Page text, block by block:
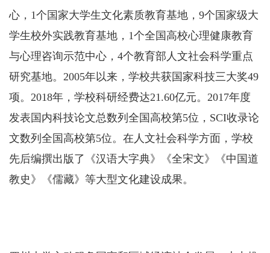
心，1个国家大学生文化素质教育基地，9个国家级大
学生校外实践教育基地，1个全国高校心理健康教育
与心理咨询示范中心，4个教育部人文社会科学重点
研究基地。2005年以来，学校共获国家科技三大奖49
项。2018年，学校科研经费达21.60亿元。2017年度
发表国内科技论文总数列全国高校第5位，SCI收录论
文数列全国高校第5位。在人文社会科学方面，学校
先后编撰出版了《汉语大字典》《全宋文》《中国道
教史》《儒藏》等大型文化建设成果。